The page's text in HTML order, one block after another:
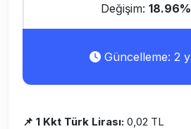
Değişim: 18.96%
Güncelleme: 2
📌 1 Kkt Türk Lirası: 0,02 TL